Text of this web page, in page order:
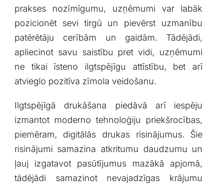
prakses nozīmīgumu,⁢ uzņēmumi var labāk
pozicionēt sevi ⁣tirgū un pievērst uzmanību
patērētāju cerībām un gaidām. Tādējādi,
apliecinot savu saistību pret vidi, uzņēmumi
ne ⁤tikai īsteno ilgtspējīgu attīstību,‍ bet arī⁢
atvieglo⁤ pozitīva zīmola veidošanu.
Ilgtspējīgā drukāšana piedāvā arī⁢ iespēju
izmantot moderno tehnoloģiju priekšrocības,
piemēram, digitālās⁤ drukas risinājumus. Šie
⁤risinājumi samazina atkritumu daudzumu un
ļauj izgatavot ⁤pasūtījumus mazākā ⁣apjomā,
‌tādējādi ​samazinot nevajadzīgas krājumu